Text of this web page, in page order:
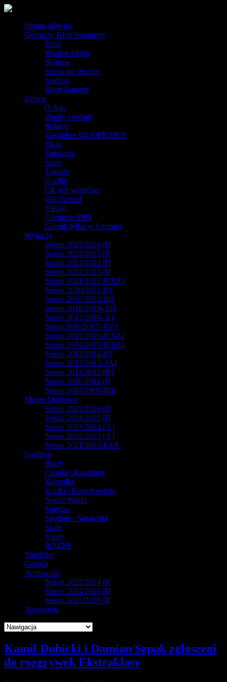
Strona główna
Górniczy Klub Sportowy
Klub
Władze klubu
Historia
Sezon po sezonie
Stadion
Bilety/karnety
Kibice
O Nas
Zgody i układy
Relacje
Eastsiders’04 /OPRAWY
Flagi
Śpiewnik
Szale
Tatuaże
Graffiti
GŁ jest wszędzie
Old School
Vlepki
Górnicze MP3
Górnik tylko w Łęcznej
Wyjazdy
Sezon 2025/2026 [I]
Sezon 2024/2025 [I]
Sezon 2023/2024 [I]
Sezon 2022/2023 [I]
Sezon 2021/2022-[ESA]
Sezon 2020/2021-[I]
Sezon 2019/2022-[II]
Sezon 2018/2019- [II]
Sezon 2017/2018- [I]
Sezon2016/2017- [IV]
Sezon 2015/2016-[ESA]
Sezon 2014/2015-[ESA]
Sezon 2013/2014-[I]
Sezon 2012/2013- [A]
Sezon 2011/2012-[B]
Sezon 2010/2011-[I]
Sezon 2007/2008-[III]
Mecze Domowe
Sezon 2025/2026 [I]
Sezon 2024/2025 [I]
Sezon 2023/2024 [ I ]
Sezon 2022/2023 [ I ]
Sezon 2021/2022-ESA
Gadżety
Bluzy
Czapki / Kaszkiety
Koszulki
Kurtki / Bezrękawniki
Nerki/ Worki
Smycze
Spodnie / Spodenki
Szale
Vlepy
RÓZNE
YouTube
Galeria
Archiwum
Sezon 2023/2024 [I]
Sezon 2024/2025 [I]
Sezon 2025/2026 [I]
Nawigacja
Kamil Dubicki i Damian Szpak zgłoszeni
do rozgrywek Ekstraklasy